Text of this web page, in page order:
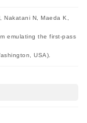
Nakatani N, Maeda K,
emulating the first-pass
USA).